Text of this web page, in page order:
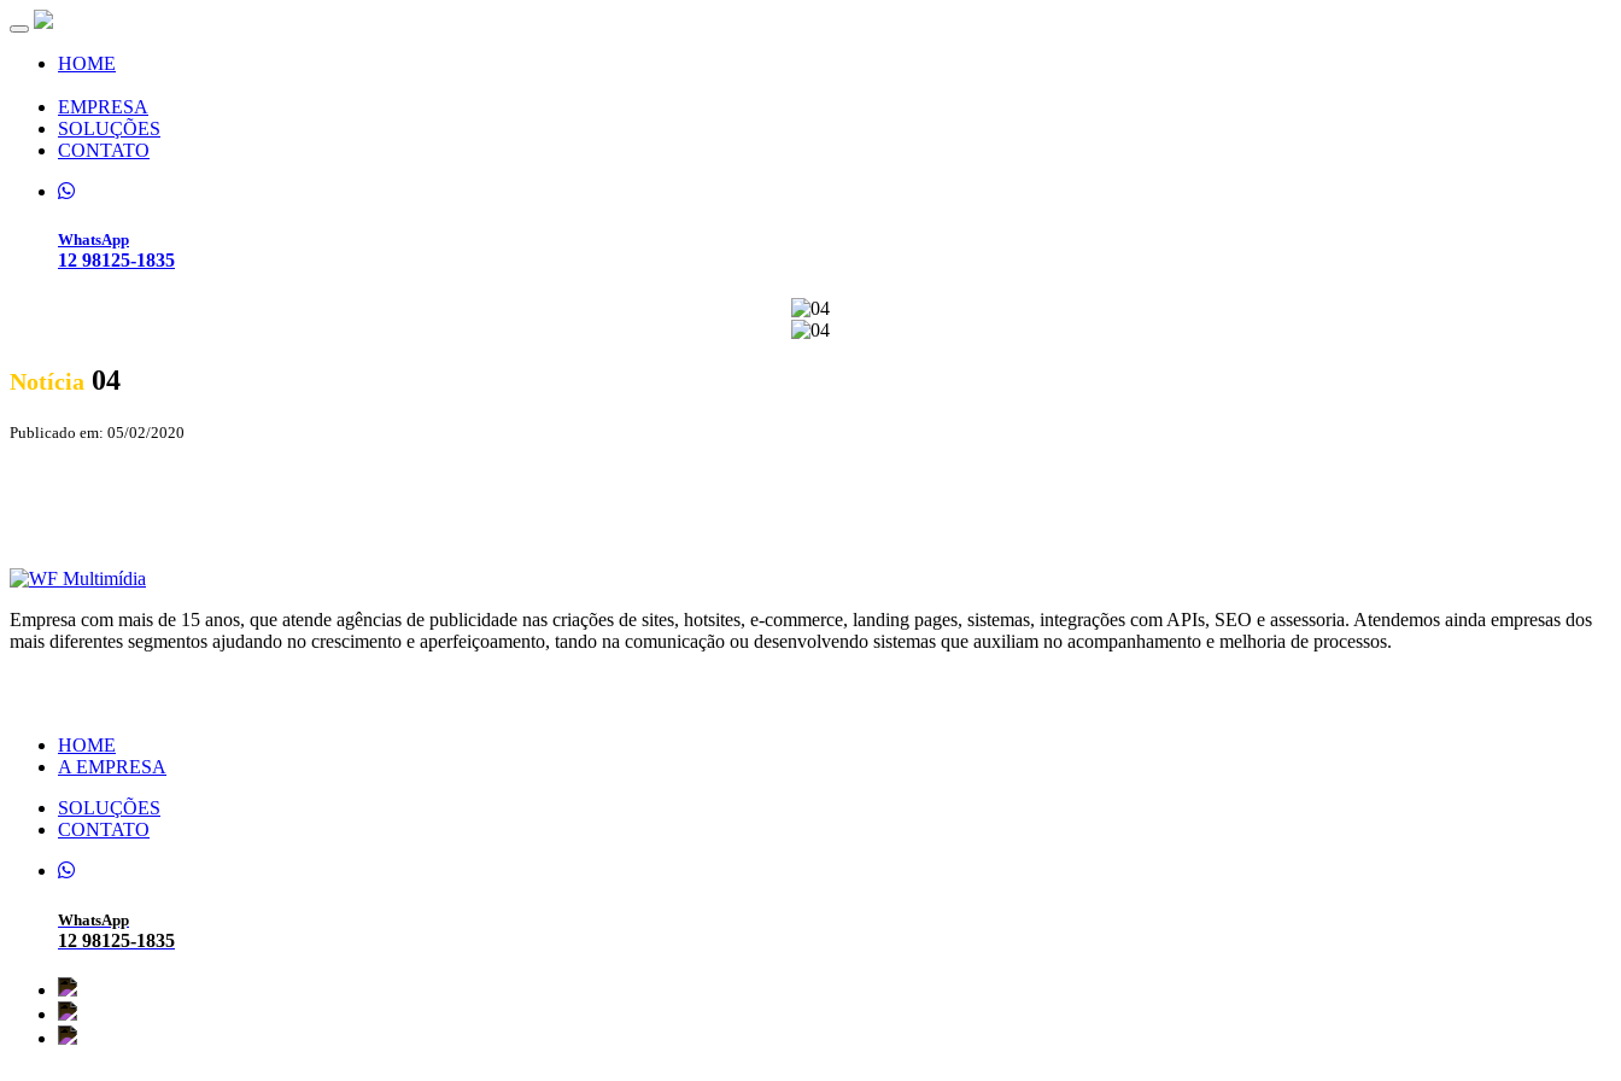
Toggle navigation
HOME
EMPRESA
SOLUÇÕES
CONTATO
WhatsApp
12 98125-1835
Notícia 04
Publicado em: 05/02/2020
Empresa com mais de 15 anos, que atende agências de publicidade nas criações de sites, hotsites, e-commerce, landing pages, sistemas, integrações com APIs, SEO e assessoria. Atendemos ainda empresas dos
mais diferentes segmentos ajudando no crescimento e aperfeiçoamento, tando na comunicação ou desenvolvendo sistemas que auxiliam no acompanhamento e melhoria de processos.
HOME
A EMPRESA
SOLUÇÕES
CONTATO
WhatsApp
12 98125-1835